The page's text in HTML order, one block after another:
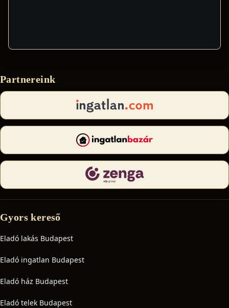
Partnereink
Gyors kereső
Eladó lakás Budapest
Eladó ingatlan Budapest
Eladó ház Budapest
Eladó telek Budapest